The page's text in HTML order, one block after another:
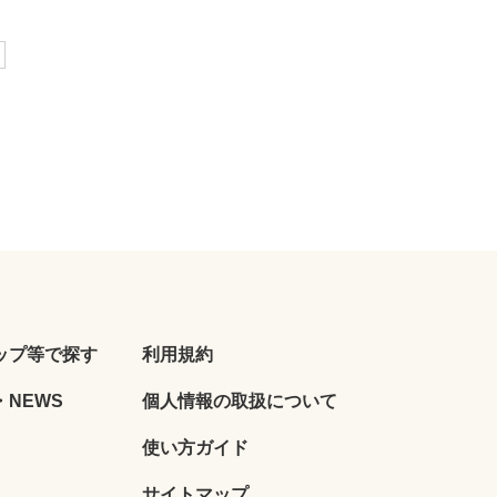
プ等で探す
NEWS
利用規約
個人情報の取扱について
使い方ガイド